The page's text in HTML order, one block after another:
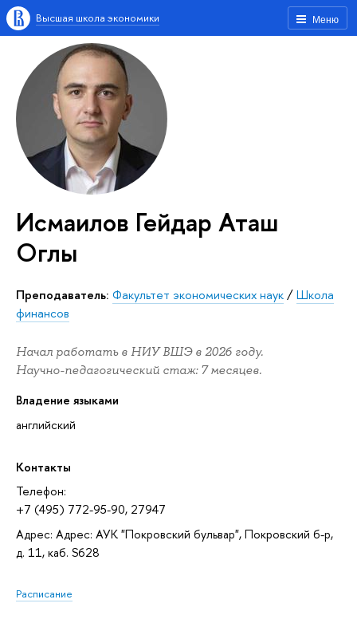
Меню
Высшая школа экономики
Исмаилов Гейдар Аташ
Оглы
Преподаватель: Факультет экономических наук/Школа
финансов
Начал работать в НИУ ВШЭ в 2026 году.
Научно-педагогический стаж: 7 месяцев.
Владение языками
английский
Контакты
Телефон:
+7 (495) 772-95-90, 27947
Адрес: Адрес: АУК "Покровский бульвар", Покровский б-р,
д. 11, каб. S628
Расписание